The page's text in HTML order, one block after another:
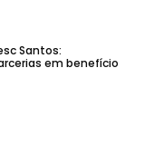
Santos:
em benefício